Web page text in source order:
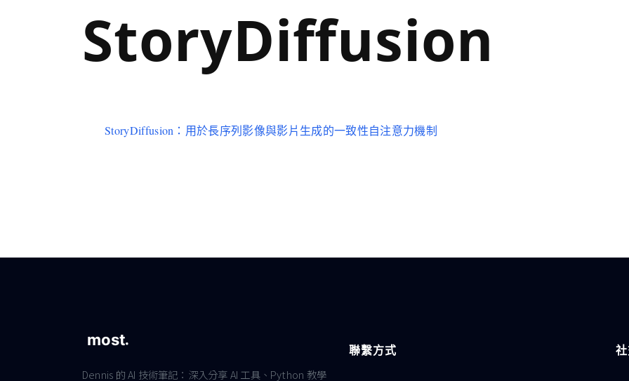
StoryDiffusion
StoryDiffusion：用於長序列影像與影片生成的一致性自注意力機制
Dennis 的 AI 技術筆記：深入分享 AI 工具、Python 教學
聯繫方式